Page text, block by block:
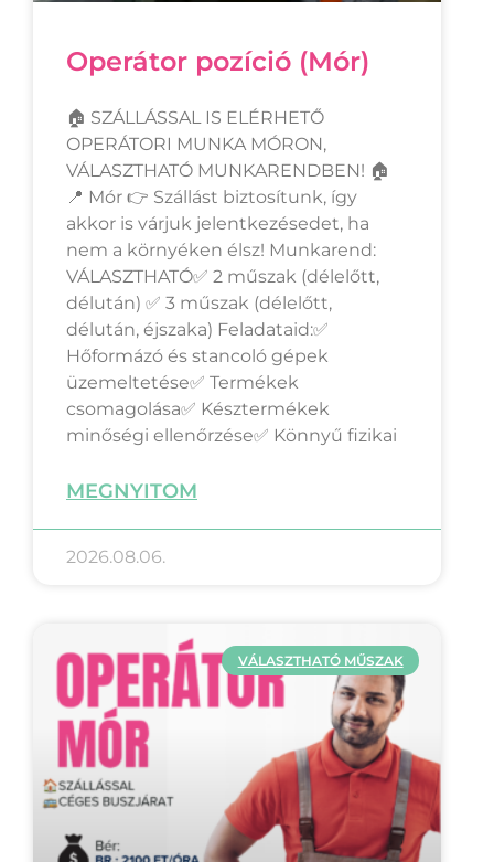
Operátor pozíció (Mór)
🏠 SZÁLLÁSSAL IS ELÉRHETŐ
OPERÁTORI MUNKA MÓRON,
VÁLASZTHATÓ MUNKARENDBEN! 🏠
📍 Mór 👉 Szállást biztosítunk, így
akkor is várjuk jelentkezésedet, ha
nem a környéken élsz! Munkarend:
VÁLASZTHATÓ✅ 2 műszak (délelőtt,
délután) ✅ 3 műszak (délelőtt,
délután, éjszaka) Feladataid:✅
Hőformázó és stancoló gépek
üzemeltetése✅ Termékek
csomagolása✅ Késztermékek
minőségi ellenőrzése✅ Könnyű fizikai
MEGNYITOM
2026.08.06.
VÁLASZTHATÓ MŰSZAK